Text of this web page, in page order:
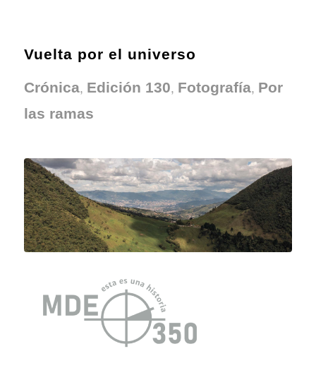
Vuelta por el universo
Crónica, Edición 130, Fotografía, Por
las ramas